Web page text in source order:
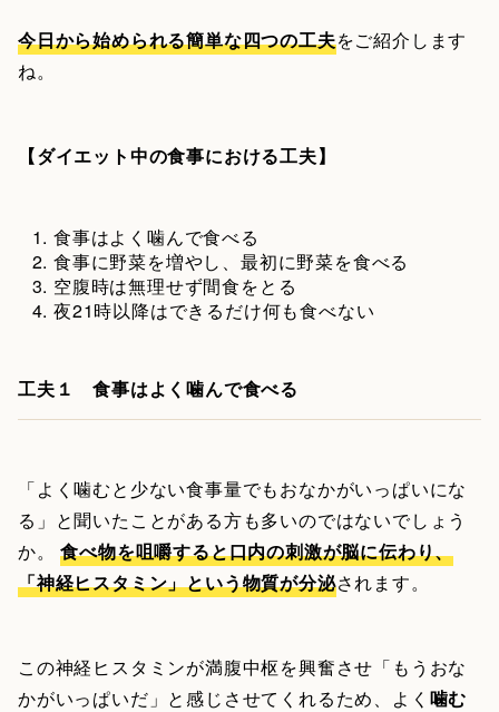
今日から始められる簡単な四つの工夫をご紹介します
ね。
【ダイエット中の食事における工夫】
食事はよく噛んで食べる
食事に野菜を増やし、最初に野菜を食べる
空腹時は無理せず間食をとる
夜21時以降はできるだけ何も食べない
工夫１ 食事はよく噛んで食べる
「よく噛むと少ない食事量でもおなかがいっぱいにな
る」と聞いたことがある方も多いのではないでしょう
か。食べ物を咀嚼すると口内の刺激が脳に伝わり、
「神経ヒスタミン」という物質が分泌されます。
この神経ヒスタミンが満腹中枢を興奮させ「もうおな
かがいっぱいだ」と感じさせてくれるため、よく 噛む